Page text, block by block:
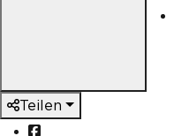
Teilen